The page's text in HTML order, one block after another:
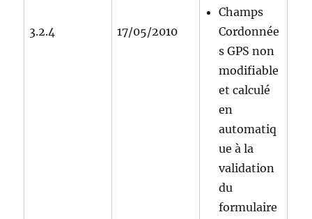
3.2.4 17/05/2010
Champs
Cordonnée
s GPS non
modifiable
et calculé
en
automatiq
ue à la
validation
du
formulaire